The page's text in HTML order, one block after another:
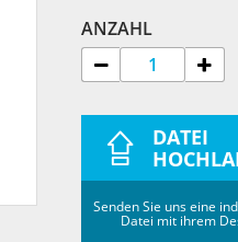
ANZAHL
DATEI
Senden Sie uns eine
Datei mit ihrem